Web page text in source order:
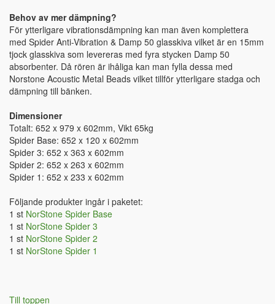
Behov av mer dämpning?
För ytterligare vibrationsdämpning kan man även komplettera
med Spider Anti-Vibration & Damp 50 glasskiva vilket är en 15mm
tjock glasskiva som levereras med fyra stycken Damp 50
absorbenter. Då rören är ihåliga kan man fylla dessa med
Norstone Acoustic Metal Beads vilket tillför ytterligare stadga och
dämpning till bänken.
Dimensioner
Totalt: 652 x 979 x 602mm, Vikt 65kg
Spider Base: 652 x 120 x 602mm
Spider 3: 652 x 363 x 602mm
Spider 2: 652 x 263 x 602mm
Spider 1: 652 x 233 x 602mm
Följande produkter ingår i paketet:
1 st NorStone Spider Base
1 st NorStone Spider 3
1 st NorStone Spider 2
1 st NorStone Spider 1
Till toppen